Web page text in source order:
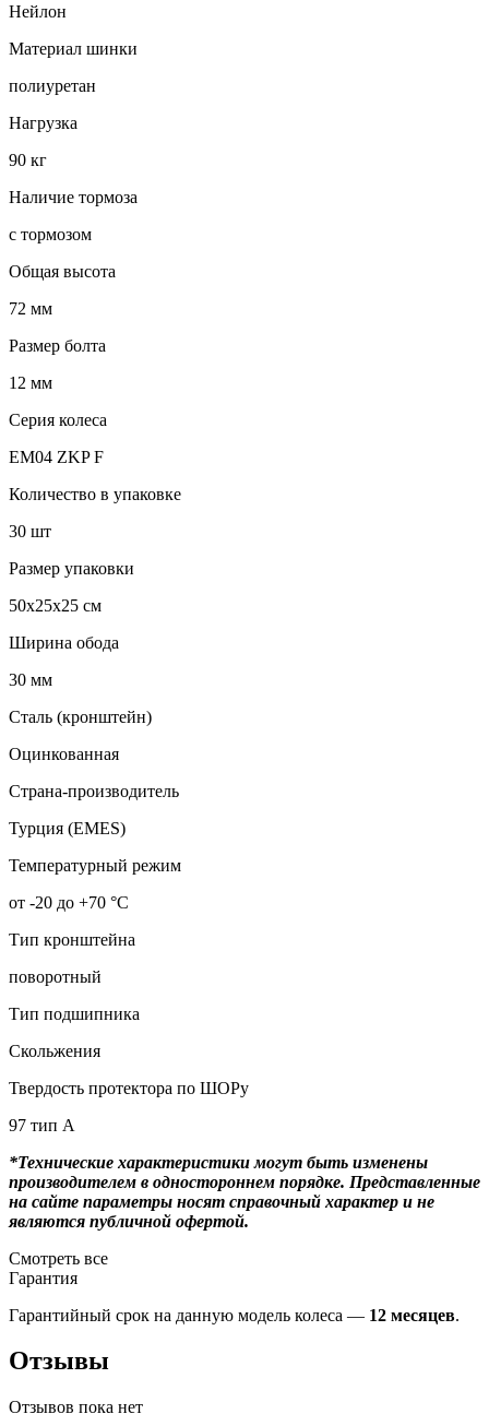
Нейлон
Материал шинки
полиуретан
Нагрузка
90 кг
Наличие тормоза
с тормозом
Общая высота
72 мм
Размер болта
12 мм
Серия колеса
EM04 ZKP F
Количество в упаковке
30 шт
Размер упаковки
50x25x25 см
Ширина обода
30 мм
Сталь (кронштейн)
Оцинкованная
Страна-производитель
Турция (EMES)
Температурный режим
от -20 до +70 °С
Тип кронштейна
поворотный
Тип подшипника
Скольжения
Твердость протектора по ШОРу
97 тип А
*Технические характеристики могут быть изменены
производителем в одностороннем порядке. Представленные
на сайте параметры носят справочный характер и не
являются публичной офертой.
Смотреть все
Гарантия
Гарантийный срок на данную модель колеса — 12 месяцев.
Отзывы
Отзывов пока нет